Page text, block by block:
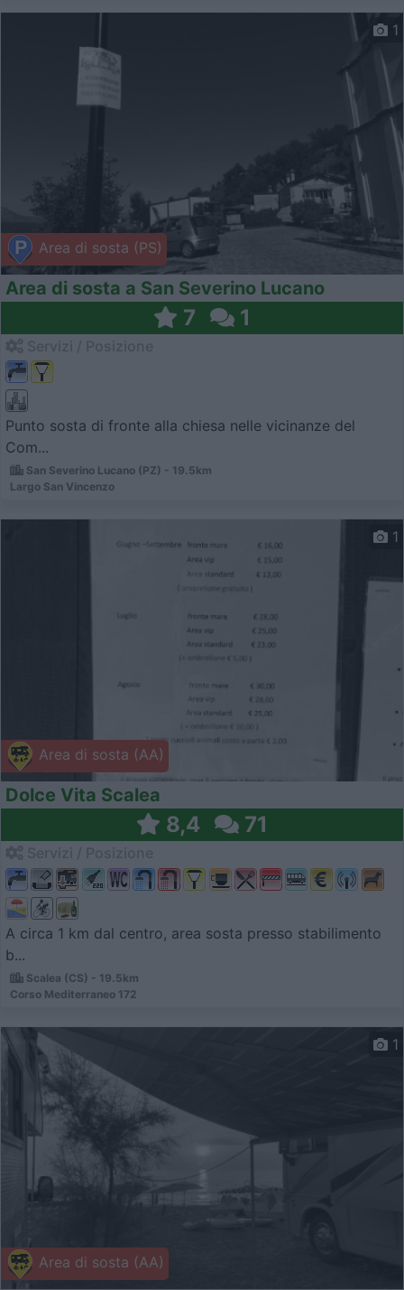
Area di sosta (PS)
1
Area di sosta a San Severino Lucano
7 1
Punto sosta di fronte alla chiesa nelle vicinanze del
Com...
San Severino Lucano (PZ) - 19.5km
Largo San Vincenzo
Area di sosta (AA)
1
Dolce Vita Scalea
8,4 71
A circa 1 km dal centro, area sosta presso stabilimento
b...
Scalea (CS) - 19.5km
Corso Mediterraneo 172
Area di sosta (AA)
1